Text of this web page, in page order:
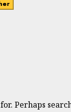
Perhaps